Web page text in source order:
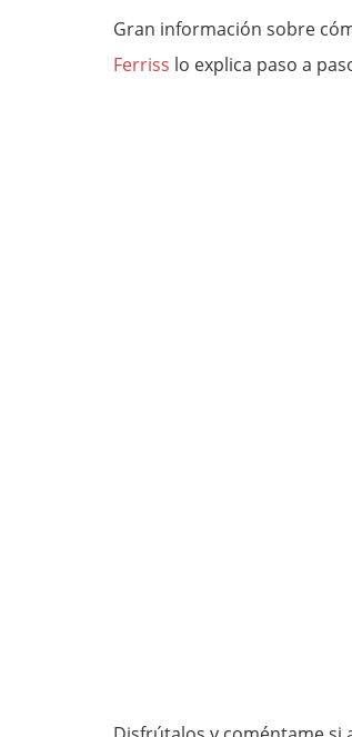
Gran información sobre
Ferriss lo explica paso a